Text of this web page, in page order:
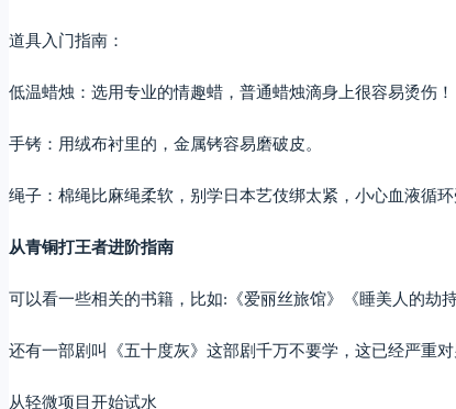
道具入门指南：
低温蜡烛：选用专业的情趣蜡，普通蜡烛滴身上很容易烫伤！
手铐：用绒布衬里的，金属铐容易磨破皮。
绳子：棉绳比麻绳柔软，别学日本艺伎绑太紧，小心血液循环
从青铜打王者进阶指南
可以看一些相关的书籍，比如:《爱丽丝旅馆》《睡美人的劫
还有一部剧叫《五十度灰》这部剧千万不要学，这已经严重
从轻微项目开始试水